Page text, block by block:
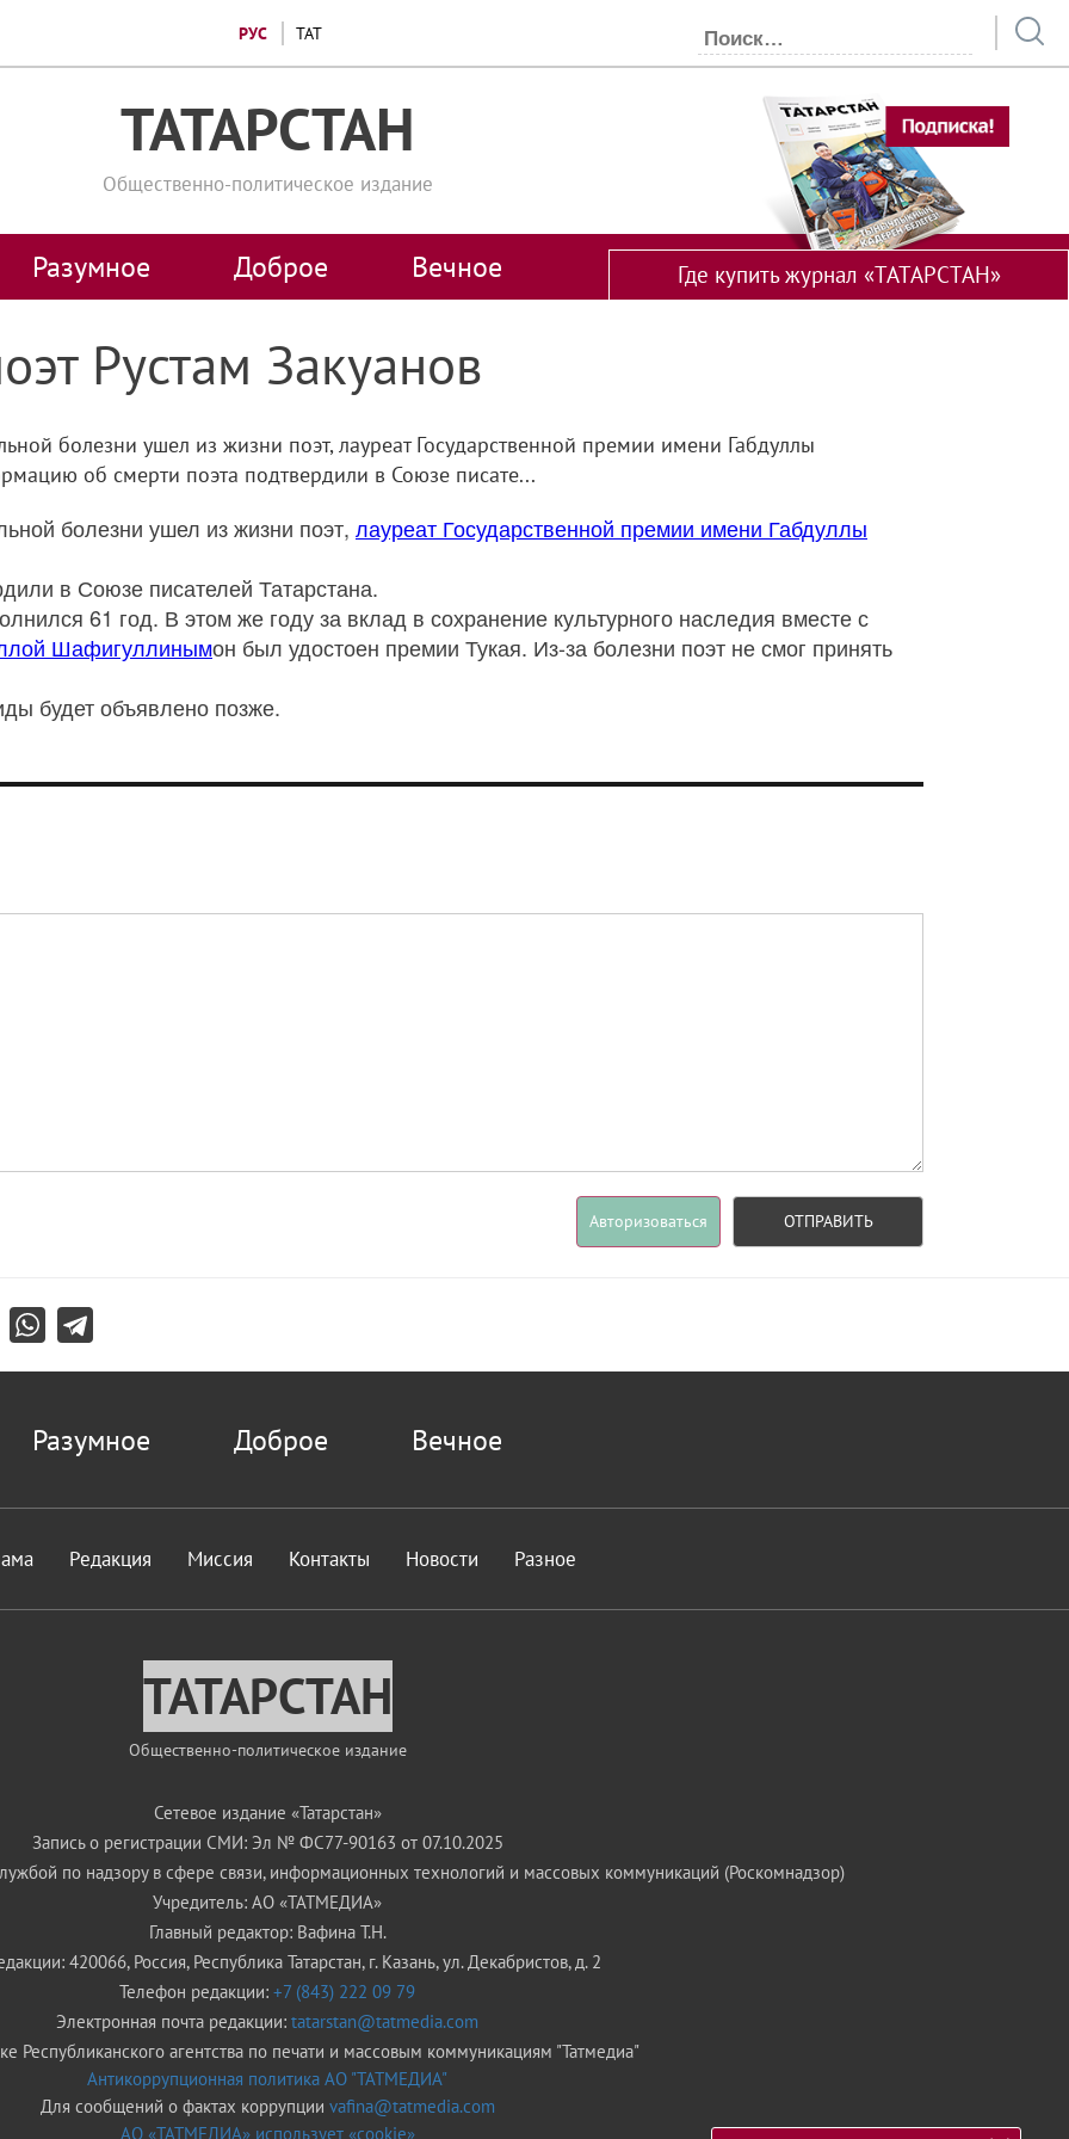
РУС ТАТ
ТАТАРСТАН
Общественно-политическое издание
Разумное Доброе Вечное Где купить журнал «ТАТАРСТАН»
Рустам Закуанов
болезни ушел из жизни поэт, лауреат Государственной премии имени Габдуллы
об смерти поэта подтвердили в Союзе писате...
болезни ушел из жизни поэт, лауреат Государственной премии имени Габдуллы
в Союзе писателей Татарстана.
61 год. В этом же году за вклад в сохранение культурного наследия вместе с
Шафигуллинымон был удостоен премии Тукая. Из-за болезни поэт не смог принять
будет объявлено позже.
Авторизоваться ОТПРАВИТЬ
Разумное Доброе Вечное
Редакция Миссия Контакты Новости Разное
ТАТАРСТАН
Общественно-политическое издание
Сетевое издание «Татарстан»
Запись о регистрации СМИ: Эл № ФС77-90163 от 07.10.2025
по надзору в сфере связи, информационных технологий и массовых коммуникаций (Роскомнадзор)
Учредитель: АО «ТАТМЕДИА»
Главный редактор: Вафина Т.Н.
420066, Россия, Республика Татарстан, г. Казань, ул. Декабристов, д. 2
Телефон редакции: +7 (843) 222 09 79
Электронная почта редакции: tatarstan@tatmedia.com
Республиканского агентства по печати и массовым коммуникациям "Татмедиа"
Антикоррупционная политика АО "ТАТМЕДИА"
Для сообщений о фактах коррупции vafina@tatmedia.com
АО «ТАТМЕДИА» использует «cookie»